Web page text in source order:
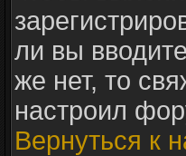
ли вы
же нет, то
настроил
Вернуться к